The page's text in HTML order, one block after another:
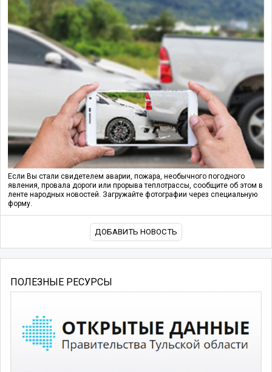
Если Вы стали свидетелем аварии, пожара, необычного погодного
явления, провала дороги или прорыва теплотрассы, сообщите об этом в
ленте народных новостей. Загружайте фотографии через специальную
форму.
ДОБАВИТЬ НОВОСТЬ
ПОЛЕЗНЫЕ РЕСУРСЫ